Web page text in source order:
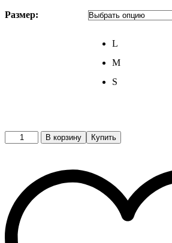
Размер:
L
M
S
Брюки
quantity
В корзину Купить